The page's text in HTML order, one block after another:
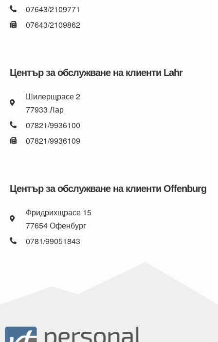
07643/2109771
07643/2109862
Център за обслужване на клиенти Lahr
Шилерщрасе 2
77933 Лар
07821/9936100
07821/9936109
Център за обслужване на клиенти Offenburg
Фридрихщрасе 15
77654 Офенбург
0781/99051843